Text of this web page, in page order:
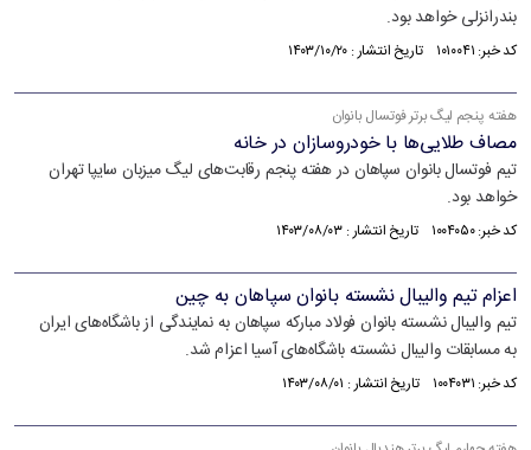
بندرانزلی خواهد بود.
کد خبر: ۱۰۱۰۰۴۱ تاریخ انتشار : ۱۴۰۳/۱۰/۲۰
هفته پنجم لیگ برتر فوتسال بانوان
مصاف طلایی‌ها با خودروسازان در خانه
تیم فوتسال بانوان سپاهان در هفته پنجم رقابت‌های لیگ میزبان سایپا تهران
خواهد بود.
کد خبر: ۱۰۰۴۰۵۰ تاریخ انتشار : ۱۴۰۳/۰۸/۰۳
اعزام تیم والیبال نشسته بانوان سپاهان به چین
تیم والیبال نشسته بانوان فولاد مبارکه سپاهان به نمایندگی از باشگاه‌های ایران
به مسابقات والیبال نشسته باشگاه‌های آسیا اعزام شد.
کد خبر: ۱۰۰۴۰۳۱ تاریخ انتشار : ۱۴۰۳/۰۸/۰۱